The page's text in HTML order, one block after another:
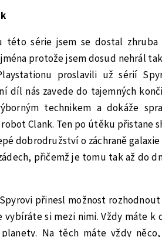
této série jsem se dostal
protože jsem dosud nehrál
proslavili už sérií
díl nás zavede do tajemných
technikem a dokáže
Clank. Ten po útěku přistane
dobrodružství o záchraně
přičemž je tomu tak až do
přinesl možnost
vybíráte si mezi nimi. Vždy máte k
Na těch máte vždy